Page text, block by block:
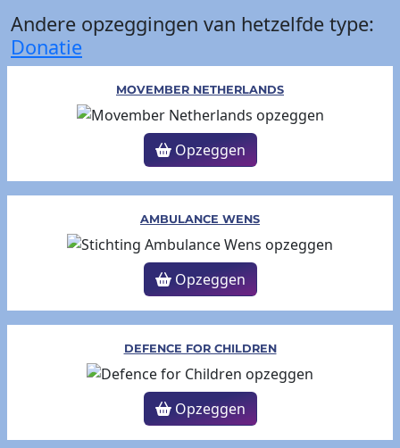
Andere opzeggingen van hetzelfde type:
Donatie
MOVEMBER NETHERLANDS
Opzeggen
AMBULANCE WENS
Opzeggen
DEFENCE FOR CHILDREN
Opzeggen